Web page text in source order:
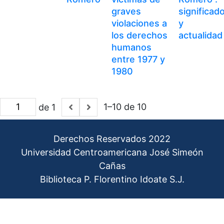
graves
violaciones a
los derechos
humanos
entre 1977 y
1980
y
actualidad
de 1 1–10 de 10
Derechos Reservados 2022
Universidad Centroamericana José Simeón
Cañas
Biblioteca P. Florentino Idoate S.J.